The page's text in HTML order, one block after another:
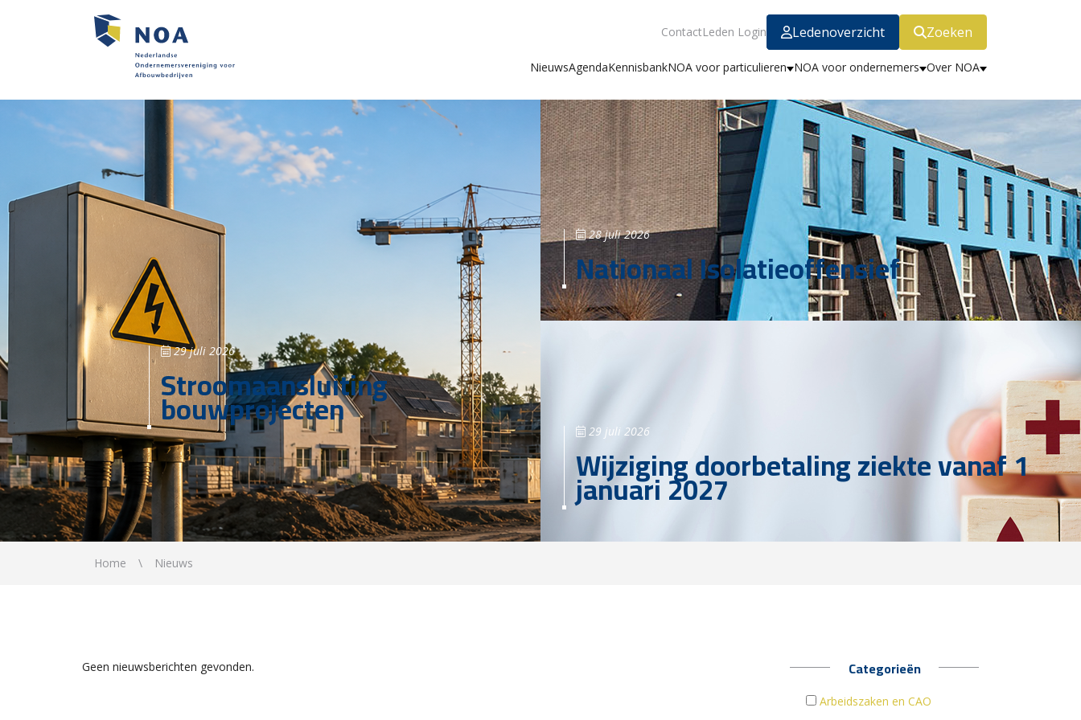
ContactLeden Login Ledenoverzicht Zoeken
NieuwsAgendaKennisbankNOA voor particulieren NOA voor ondernemers Over NOA
29 juli 2026
Stroomaansluiting
bouwprojecten
28 juli 2026
Nationaal Isolatieoffensief
29 juli 2026
Wijziging doorbetaling ziekte vanaf 1
januari 2027
Home Nieuws
Geen nieuwsberichten gevonden. Categorieën
Arbeidszaken en CAO